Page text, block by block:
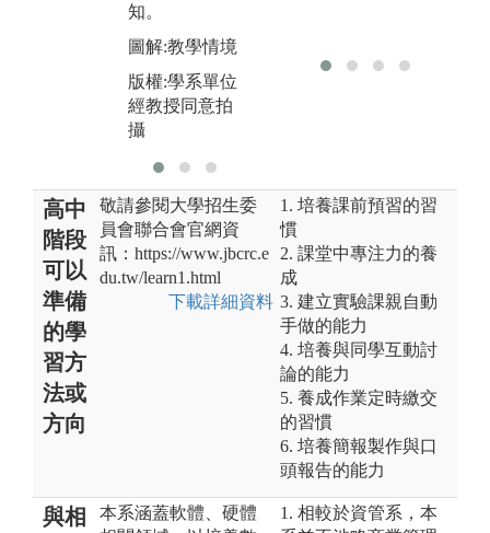
知。
圖解:教學情境
版權:學系單位
經教授同意拍
攝
版權:學系單位
高中
階段
可以
準備
的學
習方
法或
方向
敬請參閱大學招生委
員會聯合會官網資
訊：https://www.jbcrc.e
du.tw/learn1.html
下載詳細資料
1. 培養課前預習的習
慣
2. 課堂中專注力的養
成
3. 建立實驗課親自動
手做的能力
4. 培養與同學互動討
論的能力
5. 養成作業定時繳交
的習慣
6. 培養簡報製作與口
頭報告的能力
與相
本系涵蓋軟體、硬體
1. 相較於資管系，本